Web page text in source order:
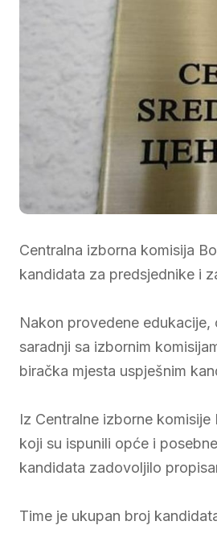
Centralna izborna komisija
kandidata za predsjednike i
Nakon provedene
saradnji sa izbornim
biračka mjesta uspješnim
Iz Centralne izborne
koji su ispunili opće i
kandidata zadovoljilo
Time je ukupan broj